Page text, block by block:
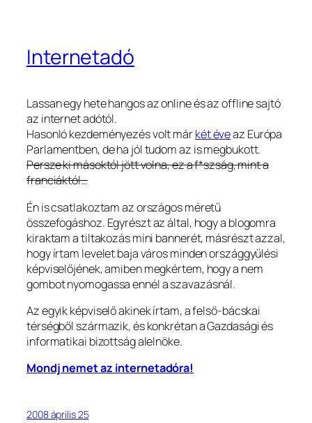
Internetadó
Lassan egy hete hangos az online és az offline sajtó
az internet adótól.
Hasonló kezdeményezés volt márkét éveaz Európa
Parlamentben, de ha jól tudom az is megbukott.
Persze ki másoktól jött volna, ez a f*szság, mint a
franciáktól…
Én is csatlakoztam az országos méretű
összefogáshoz. Egyrészt az által, hogy a blogomra
kiraktam a tiltakozás mini bannerét, másrészt azzal,
hogy írtam levelet baja város minden országgyűlési
képviselőjének, amiben megkértem, hogy a nem
gombot nyomogassa ennél a szavazásnál.
Az egyik képviselő akinek írtam, a felső-bácskai
térségből származik, és konkrétan a Gazdasági és
informatikai bizottság alelnöke.
Mondj nemet az internetadóra!
2008 április 25